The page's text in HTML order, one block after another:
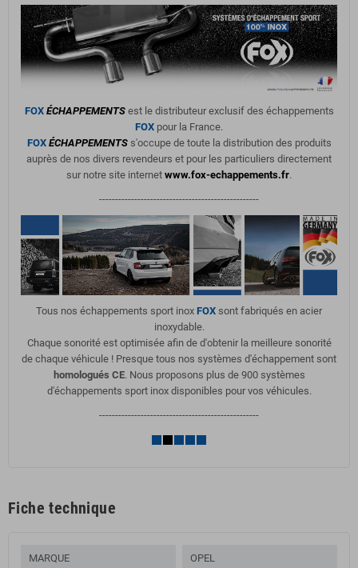
FOX ÉCHAPPEMENTSest le distributeur exclusif des échappements
FOX pour la France.
FOX ÉCHAPPEMENTSs'occupe de toute la distribution des produits
auprès de nos divers revendeurs et pour les particuliers directement
sur notre site internet www.fox-echappements.fr.
--------------------------------------------------
Tous nos échappements sport inox FOX sont fabriqués en acier
inoxydable.
Chaque sonorité est optimisée afin de d'obtenir la meilleure sonorité
de chaque véhicule ! Presque tous nos systèmes d'échappement sont
homologués CE. Nous proposons plus de 900 systèmes
d'échappements sport inox disponibles pour vos véhicules.
--------------------------------------------------
Fiche technique
MARQUE OPEL